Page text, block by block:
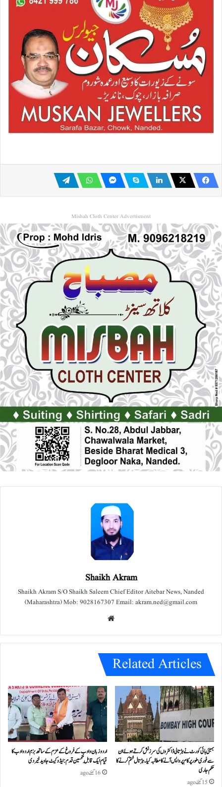
Misbah Cloth Center Advertisment
Shaikh Akram
Shaikh Akram S/O Shaikh Saleem Chief Editor Aitebar News, Nanded
(Maharashtra) Mob: 9028167307 Email: akram.ned@gmail.com
e
Related Articles
بمبئی ہائی کورٹ نے ہڑتالی ڈاکٹروں کی سرزنش کرتے ہوئے ان
سے فوری طور پر کام پر واپس آنے کا مطالبہ کیا۔ہڑتال ختم کرنے کا
حکم جاری
15 گھنٹے ago
اردو زبان و ادب کے فروغ کے عزم کے ساتھ بزمِ اردو ادب کا
قیام ایک قابلِ تحسین قدم : ایڈوکیٹ جاوید خیردی
16 گھنٹے ago